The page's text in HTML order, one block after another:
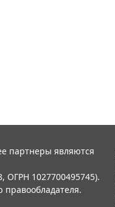
партнеры являются
ОГРН 1027700495745).